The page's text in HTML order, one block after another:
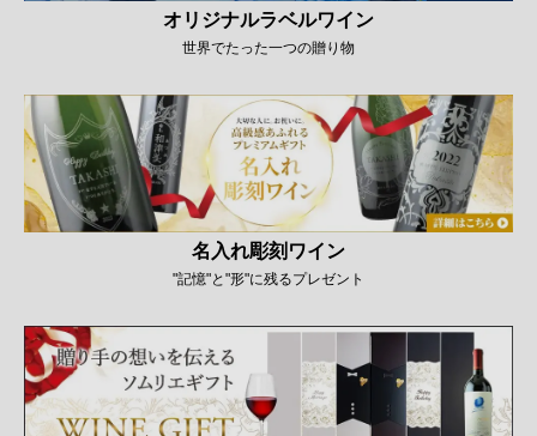
オリジナルラベルワイン
世界でたった一つの贈り物
名入れ彫刻ワイン
"記憶"と"形"に残るプレゼント